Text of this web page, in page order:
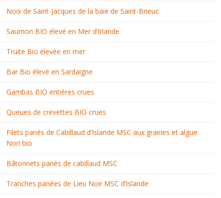
Noix de Saint-Jacques de la baie de Saint-Brieuc
Saumon BIO élevé en Mer d’Irlande
Truite Bio élevée en mer
Bar Bio élevé en Sardaigne
Gambas BIO entières crues
Queues de crevettes BIO crues
Filets panés de Cabillaud d’Islande MSC aux graines et algue
Nori bio
Bâtonnets panés de cabillaud MSC
Tranches panées de Lieu Noir MSC d’Islande